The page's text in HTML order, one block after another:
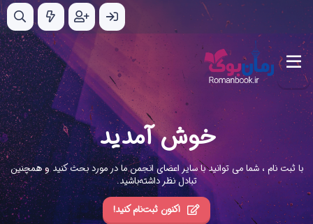
خوش آمدید
با ثبت نام ، شما می توانید با سایر اعضای انجمن ما در مورد بحث کنید و همچنین
تبادل نظر داشته‌باشید.
اکنون ثبت‌نام کنید!